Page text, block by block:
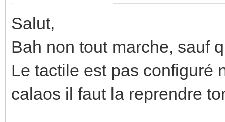
Salut,
Bah non tout marche, sauf
Le tactile est pas configuré
calaos il faut la reprendre